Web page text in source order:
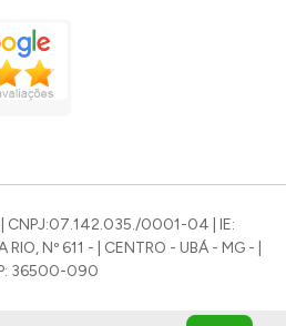
| CNPJ:07.142.035./0001-04 | IE:
Nº 611 - | CENTRO - UBÁ - MG - |
36500-090